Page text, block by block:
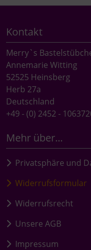
Kontakt
Merry`s
Annemarie Witting
52525 Heinsberg
Herb 27a
Deutschland
+49 - (0) 2452 -
Mehr über...
Privatsphäre und
Widerrufsformular
Widerrufsrecht
Unsere AGB
Impressum